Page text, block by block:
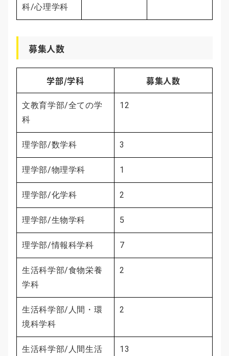
科/心理学科
募集人数
学部/学科 募集人数
文教育学部/全ての学
科
12
理学部/数学科 3
理学部/物理学科 1
理学部/化学科 2
理学部/生物学科 5
理学部/情報科学科 7
生活科学部/食物栄養
学科
2
生活科学部/人間・環
境科学科
2
生活科学部/人間生活
13